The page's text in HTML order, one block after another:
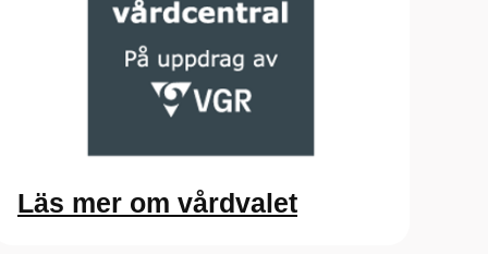
Läs mer om vårdvalet